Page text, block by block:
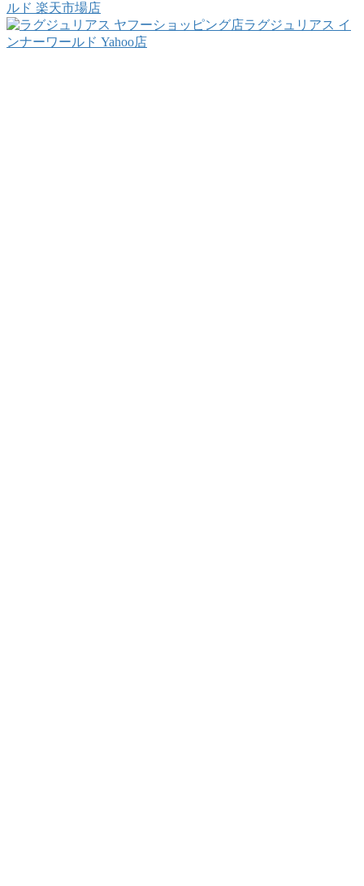
ルド 楽天市場店
ラグジュリアス イ
ンナーワールド Yahoo店